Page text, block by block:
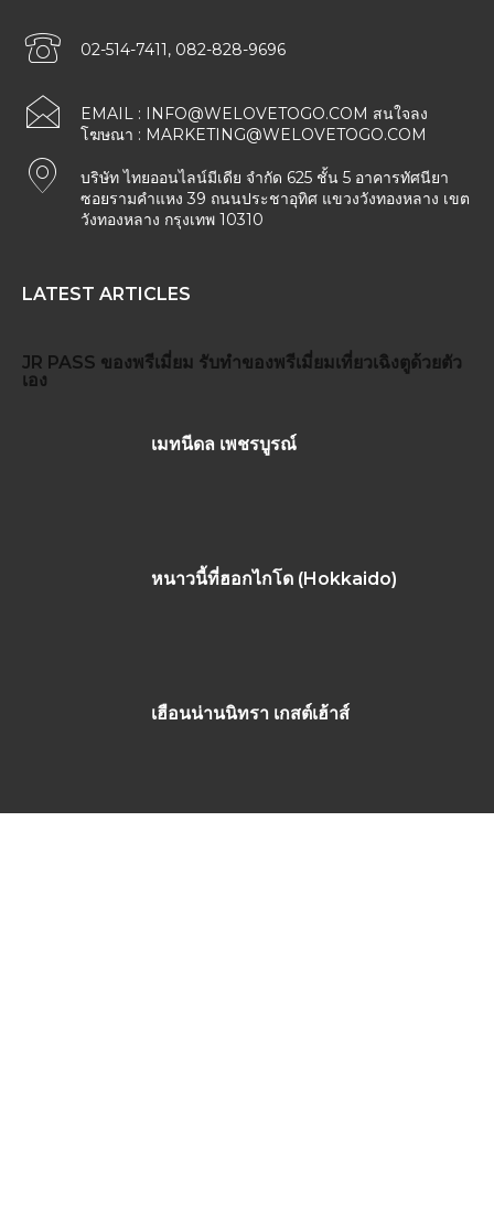
02-514-7411, 082-828-9696
EMAIL : INFO@WELOVETOGO.COM สนใจลง
โฆษณา : MARKETING@WELOVETOGO.COM
บริษัท ไทยออนไลน์มีเดีย จำกัด 625 ชั้น 5 อาคารทัศนียา
ซอยรามคำแหง 39 ถนนประชาอุทิศ แขวงวังทองหลาง เขต
วังทองหลาง กรุงเทพ 10310
LATEST ARTICLES
JR PASS ของพรีเมี่ยม รับทำของพรีเมี่ยมเที่ยวเฉิงตูด้วยตัว
เอง
เมทนีดล เพชรบูรณ์
หนาวนี้ที่ฮอกไกโด (Hokkaido)
เฮือนน่านนิทรา เกสต์เฮ้าส์